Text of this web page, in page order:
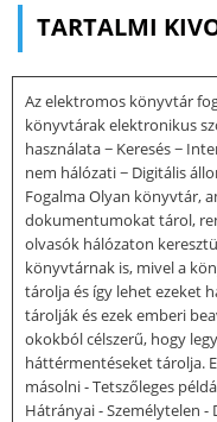
TARTALMI
Az elektromos könyvtár
könyvtárak elektronikus
használata − Keresés −
nem hálózati − Digitális
Fogalma Olyan könyvtár,
dokumentumokat tárol,
olvasók hálózaton
könyvtárnak is, mivel a
tárolja és így lehet ezeket
tárolják és ezek emberi
okokból célszerű, hogy
háttérmentéseket tárolja.
másolni - Tetszőleges
Hátrányai - Személytelen